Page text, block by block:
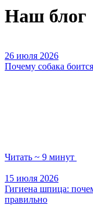
Наш блог
26 июля 2026
Почему собака
Читать ~ 9 минут
15 июля 2026
Гигиена шпица:
правильно